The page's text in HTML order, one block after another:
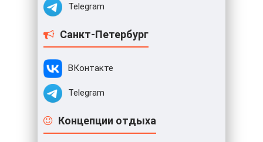
Telegram
Санкт-Петербург
ВКонтакте
Telegram
Концепции отдыха